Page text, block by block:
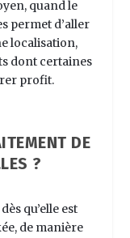
quand le
permet d’aller
localisation,
dont certaines
profit.
DE
?
qu’elle est
de manière